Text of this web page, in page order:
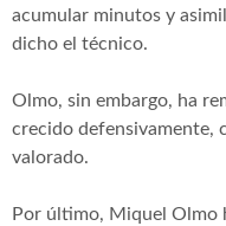
acumular minutos y
dicho el técnico.
Olmo, sin embargo, ha
crecido defensivamente,
valorado.
Por último, Miquel Olmo